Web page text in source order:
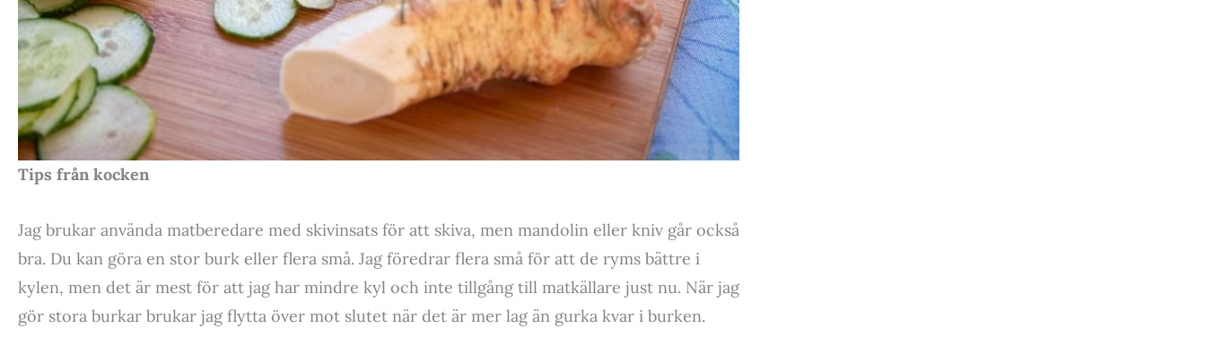
Tips från kocken
Jag brukar använda matberedare med skivinsats för att skiva, men mandolin eller kniv går också
bra. Du kan göra en stor burk eller flera små. Jag föredrar flera små för att de ryms bättre i
kylen, men det är mest för att jag har mindre kyl och inte tillgång till matkällare just nu. När jag
gör stora burkar brukar jag flytta över mot slutet när det är mer lag än gurka kvar i burken.